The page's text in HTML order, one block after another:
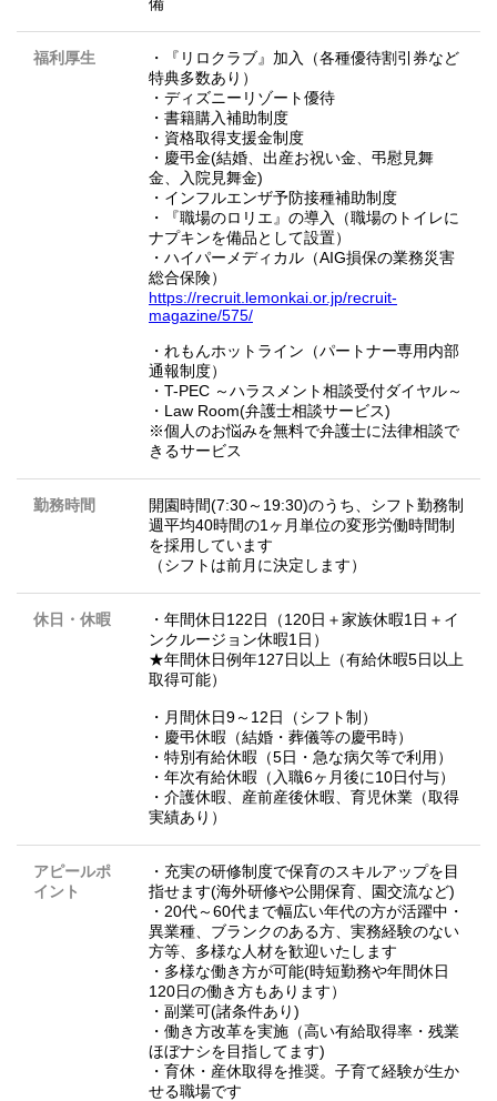
福利厚生
・『リロクラブ』加入（各種優待割引券など
特典多数あり）
・ディズニーリゾート優待
・書籍購入補助制度
・資格取得支援金制度
・慶弔金(結婚、出産お祝い金、弔慰見舞
金、入院見舞金)
・インフルエンザ予防接種補助制度
・『職場のロリエ』の導入（職場のトイレに
ナプキンを備品として設置）
・ハイパーメディカル（AIG損保の業務災害
総合保険）
https://recruit.lemonkai.or.jp/recruit-
magazine/575/
・れもんホットライン（パートナー専用内部
通報制度）
・T-PEC ～ハラスメント相談受付ダイヤル～
・Law Room(弁護士相談サービス)
※個人のお悩みを無料で弁護士に法律相談で
きるサービス
勤務時間
開園時間(7:30～19:30)のうち、シフト勤務制
週平均40時間の1ヶ月単位の変形労働時間制
を採用しています
（シフトは前月に決定します）
休日・休暇
・年間休日122日（120日＋家族休暇1日＋イ
ンクルージョン休暇1日）
★年間休日例年127日以上（有給休暇5日以上
取得可能）
・月間休日9～12日（シフト制）
・慶弔休暇（結婚・葬儀等の慶弔時）
・特別有給休暇（5日・急な病欠等で利用）
・年次有給休暇（入職6ヶ月後に10日付与）
・介護休暇、産前産後休暇、育児休業（取得
実績あり）
アピールポ
イント
・充実の研修制度で保育のスキルアップを目
指せます(海外研修や公開保育、園交流など)
・20代～60代まで幅広い年代の方が活躍中・
異業種、ブランクのある方、実務経験のない
方等、多様な人材を歓迎いたします
・多様な働き方が可能(時短勤務や年間休日
120日の働き方もあります）
・副業可(諸条件あり)
・働き方改革を実施（高い有給取得率・残業
ほぼナシを目指してます)
・育休・産休取得を推奨。子育て経験が生か
せる職場です